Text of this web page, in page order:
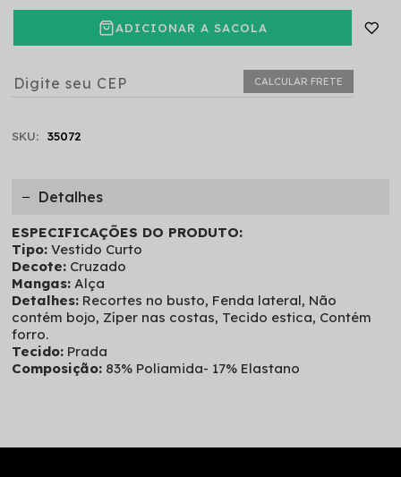
ADICIONAR A SACOLA
CALCULAR FRETE
SKU: 35072
Detalhes
ESPECIFICAÇÕES DO PRODUTO:
Tipo: Vestido Curto
Decote: Cruzado
Mangas: Alça
Detalhes: Recortes no busto, Fenda lateral, Não
contém bojo, Zíper nas costas, Tecido estica, Contém
forro.
Tecido: Prada
Composição: 83% Poliamida- 17% Elastano